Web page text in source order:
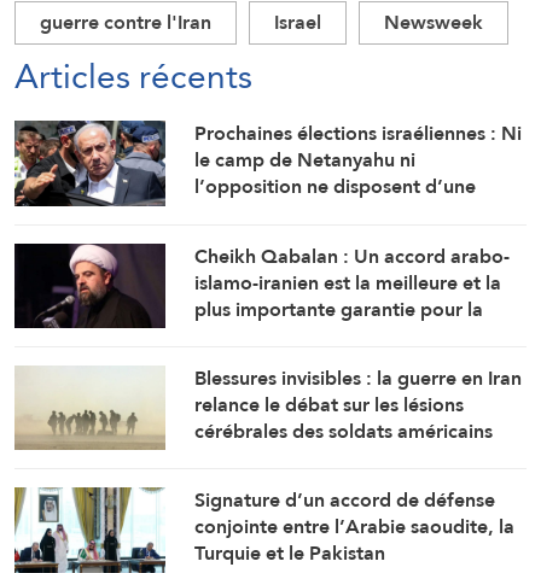
guerre contre l'Iran
Israel Newsweek
Articles récents
Prochaines élections israéliennes : Ni
le camp de Netanyahu ni
l’opposition ne disposent d’une
gouvernement
Cheikh Qabalan : Un accord arabo-
islamo-iranien est la meilleure et la
plus importante garantie pour la
Blessures invisibles : la guerre en Iran
relance le débat sur les lésions
cérébrales des soldats américains
Signature d’un accord de défense
conjointe entre l’Arabie saoudite, la
Turquie et le Pakistan